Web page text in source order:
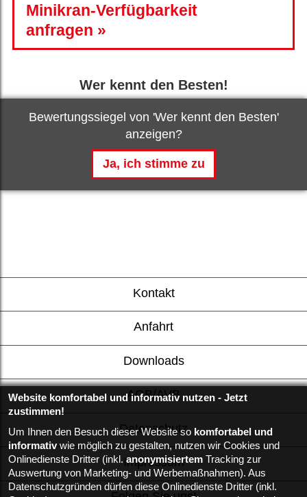
Minikran-Verfügbarkeit
anfragen
Wer kennt den Besten!
Bewertungssiegel von 'Wer kennt den Besten'
anzeigen?
Kontakt
Anfahrt
Downloads
AGB/AVB
Datenschutz
Impressum
Website komfortabel und informativ nutzen - Jetzt
zustimmen!
Um Ihnen den Besuch dieser Website so komfortabel und
informativwie möglich zu gestalten, nutzen wir Cookies und
Onlinedienste Dritter (inkl.anonymisiertemTracking zur
Auswertung von Marketing- und Werbemaßnahmen). Aus
Datenschutzgründen dürfen diese Onlinedienste Dritter (inkl.